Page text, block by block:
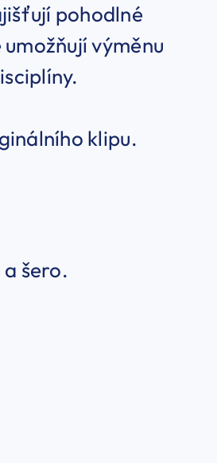
pohodlné
výměnu
klipu.
šero.